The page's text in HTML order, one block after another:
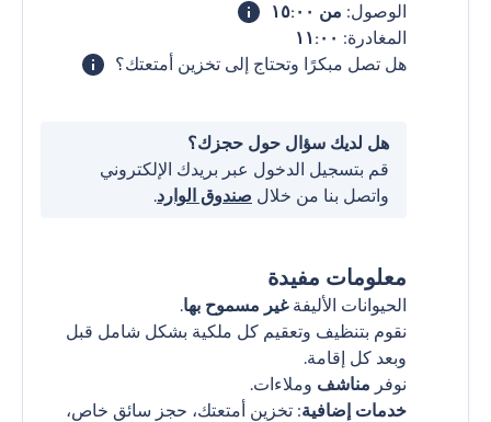
الوصول: من ١٥:٠٠
المغادرة: ١١:٠٠
هل تصل مبكرًا وتحتاج إلى تخزين أمتعتك؟
هل لديك سؤال حول حجزك؟
قم بتسجيل الدخول عبر بريدك الإلكتروني
واتصل بنا من خلال صندوق الوارد.
معلومات مفيدة
الحيوانات الأليفةغير مسموح بها.
نقوم بتنظيف وتعقيم كل ملكية بشكل شامل قبل
وبعد كل إقامة.
نوفر مناشف وملاءات.
خدمات إضافية: تخزين أمتعتك، حجز سائق خاص،